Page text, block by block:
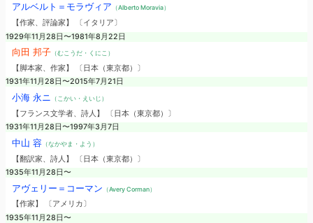
アルベルト＝モラヴィア （Alberto Moravia）
【作家、評論家】 〔イタリア〕
1929年11月28日〜1981年8月22日
向田 邦子（むこうだ・くにこ）
【脚本家、作家】 〔日本（東京都）〕
1931年11月28日〜2015年7月21日
小海 永ニ （こかい・えいじ）
【フランス文学者、詩人】 〔日本（東京都）〕
1931年11月28日〜1997年3月7日
中山 容（なかやま・よう）
【翻訳家、詩人】 〔日本（東京都）〕
1935年11月28日〜
アヴェリー＝コーマン （Avery Corman）
【作家】 〔アメリカ〕
1935年11月28日〜